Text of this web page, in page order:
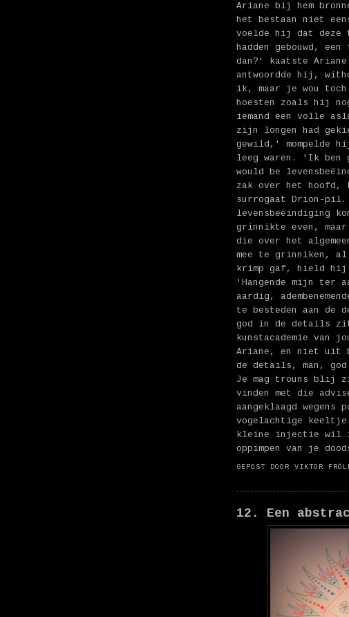
Ariane bij hem
het bestaan niet
voelde hij dat
hadden gebouwd,
dan?' kaatste
antwoordde hij,
ik, maar je wou toch
hoesten zoals hij
iemand een volle
zijn longen had
gewild,' mompelde
leeg waren. 'Ik ben
would be
zak over het hoofd,
surrogaat Drion-pil.
levensbeëindiging
grinnikte even,
die over het
mee te grinniken, al
krimp gaf, hield hij
'Hangende mijn ter
aardig,
te besteden aan de
god in de details
kunstacademie van
Ariane, en niet uit
de details, man,
Je mag trouns blij
vinden met die
aangeklaagd
vogelachtige
kleine injectie wil
oppimpen van je
GEPOST DOORVIKTOR
12. Een